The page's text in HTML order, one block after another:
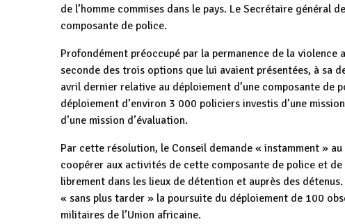
de l’homme commises dans le pays. Le Secrétaire
composante de police.
Profondément préoccupé par la permanence de la
seconde des trois options que lui avaient présentées, à sa
avril dernier relative au déploiement d’une composante de
déploiement d’environ 3 000 policiers investis d’une
d’une mission d’évaluation.
Par cette résolution, le Conseil demande « instamment »
coopérer aux activités de cette composante de police et
librement dans les lieux de détention et auprès des
« sans plus tarder » la poursuite du déploiement de 100
militaires de l’Union africaine.